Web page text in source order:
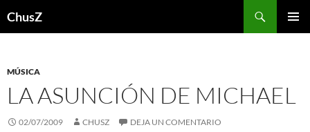
ChusZ
MÚSICA
LA ASUNCIÓN DE MICHAEL
02/07/2009 CHUSZ DEJA UN COMENTARIO